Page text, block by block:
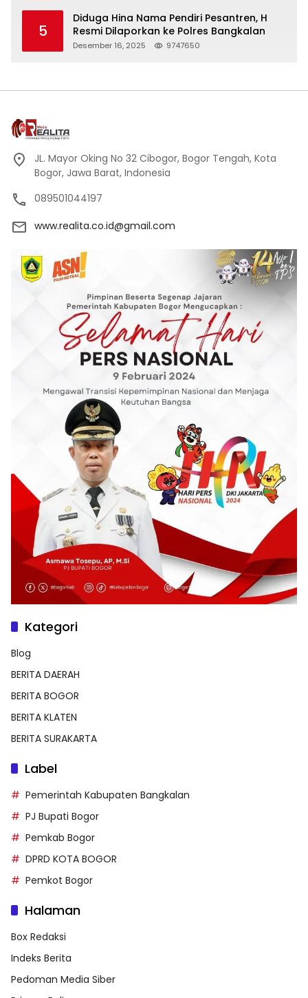
5
Diduga Hina Nama Pendiri Pesantren, H
Resmi Dilaporkan ke Polres Bangkalan
Desember 16, 2025 9747650
JL. Mayor Oking No 32 Cibogor, Bogor Tengah, Kota
Bogor, Jawa Barat, Indonesia
089501044197
www.realita.co.id@gmail.com
Kategori
Blog
BERITA DAERAH
BERITA BOGOR
BERITA KLATEN
BERITA SURAKARTA
Label
Pemerintah Kabupaten Bangkalan
PJ Bupati Bogor
Pemkab Bogor
DPRD KOTA BOGOR
Pemkot Bogor
Halaman
Box Redaksi
Indeks Berita
Pedoman Media Siber